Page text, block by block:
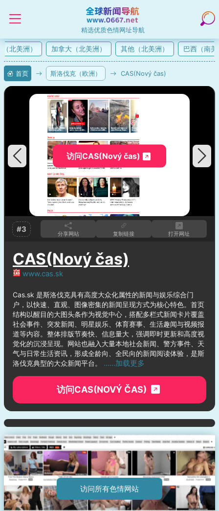
精选优质色情网址导航
北美洲） 加拿大（北美洲） 其他（北美洲） 巴西（南美
首页 斯洛伐克（欧洲） CAS(Nový čas)
访问CAS(Nový čas)
#3 分享网站 复制链接 打开网址
CAS(Nový čas)
www.cas.sk
Cas.sk 是斯洛伐克具有高度大众化属性的新闻与娱乐综合门
户，以快速、直观、图像密集的新闻呈现方式为核心特色。首页
结构以醒目的大图头条作为视觉中心，搭配多栏式新闻卡片覆盖
社会事件、突发新闻、明星娱乐、体育赛事、生活趣闻与视频报
道等内容。整体排版节奏快、信息量大，强调即时更新和高度视
觉化的沉浸呈现。网站也融入大量本地社会新闻、警方事件、天
气与日常生活资讯，形成全龄向、全民向的新闻阅读体验，是斯
洛伐克典型的大众新闻平台。 ……加载更多
访问CAS(NOVÝ ČAS)
访问所有色情网站